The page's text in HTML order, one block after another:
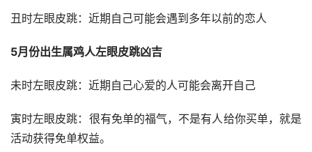
丑时左眼皮跳：近期自己可能会遇到多年以前的恋人
5月份出生属鸡人左眼皮跳凶吉
未时左眼皮跳：近期自己心爱的人可能会离开自己
寅时左眼皮跳：很有免单的福气，不是有人给你买单，就是
活动获得免单权益。